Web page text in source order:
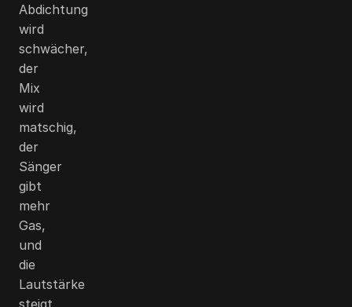
Abdichtung
wird
schwächer,
der
Mix
wird
matschig,
der
Sänger
gibt
mehr
Gas,
und
die
Lautstärke
steigt,